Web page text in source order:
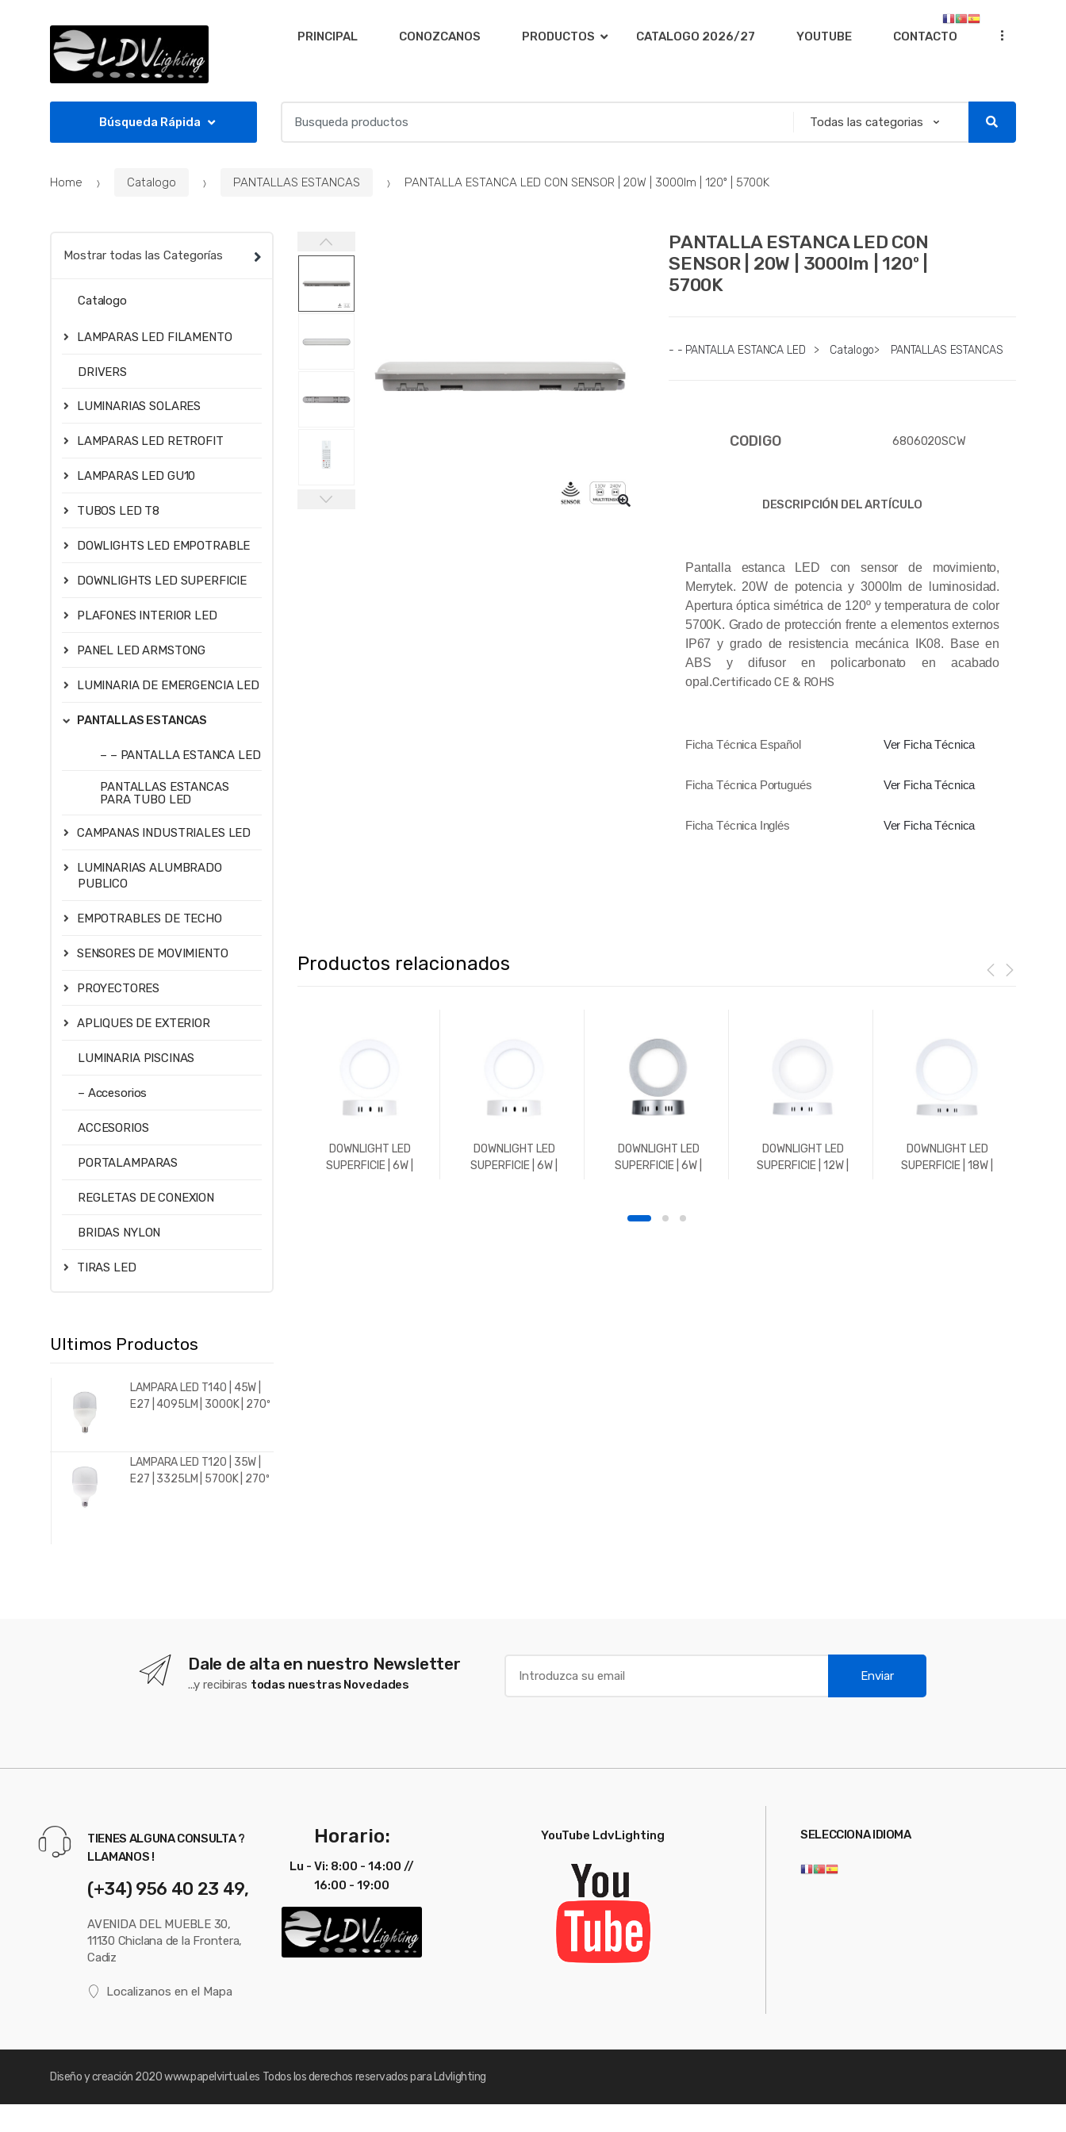
PRINCIPAL CONOZCANOS PRODUCTOS CATALOGO 2026/27 YOUTUBE CONTACTO ...
Búsqueda Rápida
c
Home Catalogo PANTALLAS ESTANCAS PANTALLA ESTANCA LED CON SENSOR | 20W | 3000lm | 120º | 5700K
PANTALLA ESTANCA LED CON
SENSOR | 20W | 3000lm | 120º |
5700K
- - PANTALLA ESTANCA LED > Catalogo> PANTALLAS ESTANCAS
CODIGO 6806020SCW
DESCRIPCIÓN DEL ARTÍCULO
Pantalla estanca LED con sensor de movimiento,
Merrytek. 20W de potencia y 3000lm de luminosidad.
Apertura óptica simétrica de 120º y temperatura de color
5700K. Grado de protección frente a elementos externos
IP67 y grado de resistencia mecánica IK08. Base en
ABS y difusor en policarbonato en acabado
opal.Certificado CE & ROHS
Ficha Técnica Español Ver Ficha Técnica
Ficha Técnica Portugués Ver Ficha Técnica
Ficha Técnica Inglés Ver Ficha Técnica
Productos relacionados
DOWNLIGHT LED
SUPERFICIE | 6W |
DOWNLIGHT LED
SUPERFICIE | 6W |
DOWNLIGHT LED
SUPERFICIE | 6W |
DOWNLIGHT LED
SUPERFICIE | 12W |
DOWNLIGHT LED
SUPERFICIE | 18W |
Mostrar todas las Categorías
Catalogo
LAMPARAS LED FILAMENTO
DRIVERS
LUMINARIAS SOLARES
LAMPARAS LED RETROFIT
LAMPARAS LED GU10
TUBOS LED T8
DOWLIGHTS LED EMPOTRABLE
DOWNLIGHTS LED SUPERFICIE
PLAFONES INTERIOR LED
PANEL LED ARMSTONG
LUMINARIA DE EMERGENCIA LED
PANTALLAS ESTANCAS
– – PANTALLA ESTANCA LED
PANTALLAS ESTANCAS
PARA TUBO LED
CAMPANAS INDUSTRIALES LED
LUMINARIAS ALUMBRADO
PUBLICO
EMPOTRABLES DE TECHO
SENSORES DE MOVIMIENTO
PROYECTORES
APLIQUES DE EXTERIOR
LUMINARIA PISCINAS
– Accesorios
ACCESORIOS
PORTALAMPARAS
REGLETAS DE CONEXION
BRIDAS NYLON
TIRAS LED
Ultimos Productos
LAMPARA LED T140 | 45W |
E27 | 4095LM | 3000K | 270º
LAMPARA LED T120 | 35W |
E27 | 3325LM | 5700K | 270º
Dale de alta en nuestro Newsletter
...y recibiras todas nuestras Novedades
Enviar
TIENES ALGUNA CONSULTA ?
LLAMANOS !
(+34) 956 40 23 49,
AVENIDA DEL MUEBLE 30,
11130 Chiclana de la Frontera,
Cadiz
Localizanos en el Mapa
Horario:
Lu - Vi: 8:00 - 14:00 //
16:00 - 19:00
YouTube LdvLighting SELECCIONA IDIOMA
Diseño y creación 2020www.papelvirtual.es Todos los derechos reservados para Ldvlighting